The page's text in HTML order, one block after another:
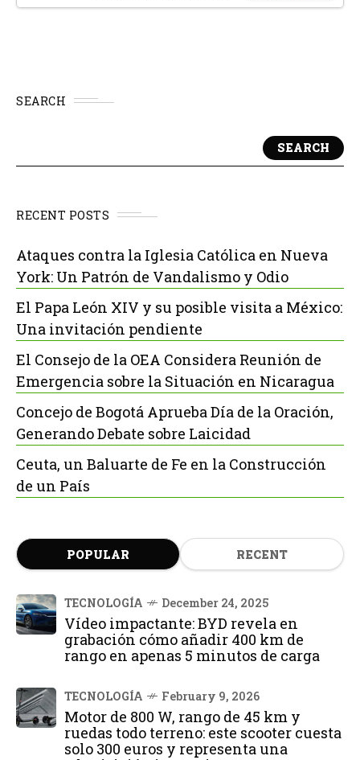
SEARCH
SEARCH
RECENT POSTS
Ataques contra la Iglesia Católica en Nueva
York: Un Patrón de Vandalismo y Odio
El Papa León XIV y su posible visita a México:
Una invitación pendiente
El Consejo de la OEA Considera Reunión de
Emergencia sobre la Situación en Nicaragua
Concejo de Bogotá Aprueba Día de la Oración,
Generando Debate sobre Laicidad
Ceuta, un Baluarte de Fe en la Construcción
de un País
POPULAR RECENT
TECNOLOGÍA December 24, 2025
Vídeo impactante: BYD revela en
grabación cómo añadir 400 km de
rango en apenas 5 minutos de carga
TECNOLOGÍA February 9, 2026
Motor de 800 W, rango de 45 km y
ruedas todo terreno: este scooter cuesta
solo 300 euros y representa una